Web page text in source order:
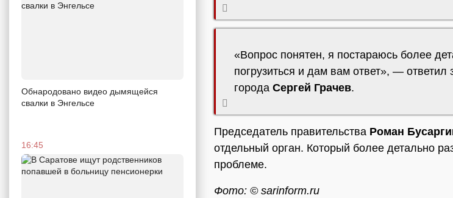
Обнародовано видео дымящейся
свалки в Энгельсе
16:45
«Вопрос понятен, я постараюсь более
погрузиться и дам вам ответ», —
города Сергей Грачев.
Председатель правительства Роман
отдельный орган. Который более детально
проблеме.
Фото: © sarinform.ru